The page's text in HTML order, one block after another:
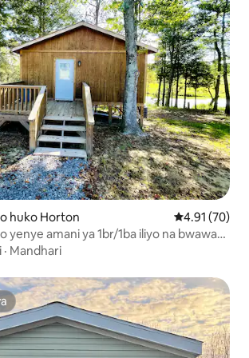
huko Horton Ukadiriaji wa
4.91 (70)
yenye amani ya 1br/1ba iliyo na bwawa
milima
· Mandhari